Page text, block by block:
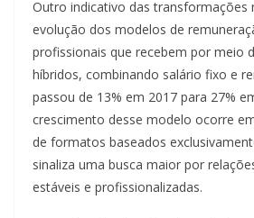
Outro indicativo das transformações
evolução dos modelos de
profissionais que recebem por meio
híbridos, combinando salário fixo e
passou de 13% em 2017 para 27%
crescimento desse modelo ocorre
de formatos baseados
sinaliza uma busca maior por
estáveis e profissionalizadas.